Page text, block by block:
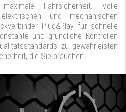
Fahrsicherheit. Volle
und mechanischen
Plug&Play für schnelle
und gründliche Kontrollen
zu gewährleisten
die Sie brauchen.